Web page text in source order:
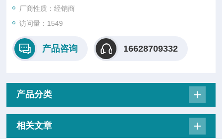
CeramOptec®提供矩形、方形、八角形和其他纤芯/包层几何形
相比，具有更多优势。
厂商性质：经销商
访问量：1549
产品咨询 16628709332
产品分类
相关文章